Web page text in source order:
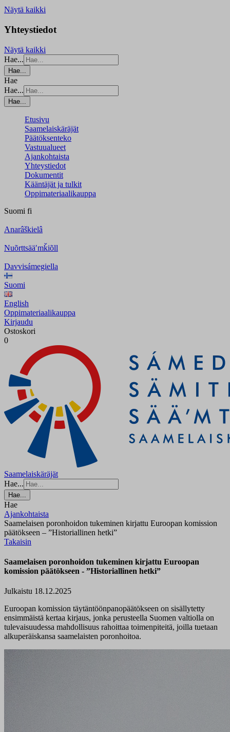
Näytä kaikki
Yhteystiedot
Näytä kaikki
Hae...
Hae...
Hae
Hae...
Hae...
Etusivu
Saamelaiskäräjät
Päätöksenteko
Vastuualueet
Ajankohtaista
Yhteystiedot
Dokumentit
Kääntäjät ja tulkit
Oppimateriaalikauppa
Suomi fi
Anarâškielâ
Nuõrttsääʹmǩiõll
Davvisámegiella
Suomi
English
Oppimateriaalikauppa
Kirjaudu
Ostoskori
0
Saamelaiskäräjät
Hae...
Hae...
Hae
Ajankohtaista
Saamelaisen poronhoidon tukeminen kirjattu Euroopan komission
päätökseen – ”Historiallinen hetki”
Takaisin
Saamelaisen poronhoidon tukeminen kirjattu Euroopan
komission päätökseen - ”Historiallinen hetki”
Julkaistu 18.12.2025
Euroopan komission täytäntöönpanopäätökseen on sisällytetty
ensimmäistä kertaa kirjaus, jonka perusteella Suomen valtiolla on
tulevaisuudessa mahdollisuus rahoittaa toimenpiteitä, joilla tuetaan
alkuperäiskansa saamelaisten poronhoitoa.